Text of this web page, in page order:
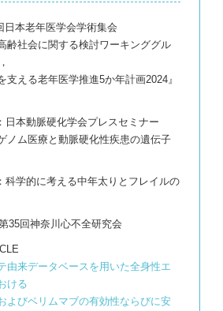
日本老年医学会学術集会
齢社会に関する検討ワーキンググル
える老年医学推進5か年計画2024』
日本動脈硬化学会プレスセミナー
ノム医療と動脈硬化性疾患の遺伝子
科学的に考える中年太りとフレイルの
35回神奈川心不全研究会
由来データベースを用いた全身性エ
ける
びベリムマブの有効性ならびに安